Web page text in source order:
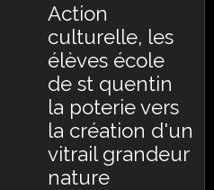
Action
culturelle, les
élèves école
de st quentin
la poterie vers
la création d'un
vitrail grandeur
nature